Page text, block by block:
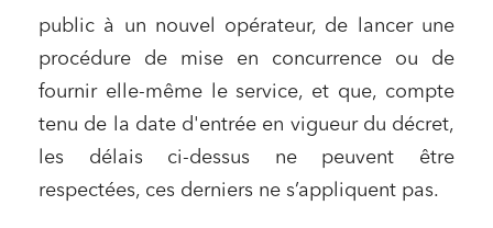
public à un nouvel opérateur, de lancer une
procédure de mise en concurrence ou de
fournir elle-même le service, et que, compte
tenu de la date d'entrée en vigueur du décret,
les délais ci-dessus ne peuvent être
respectées, ces derniers ne s’appliquent pas.